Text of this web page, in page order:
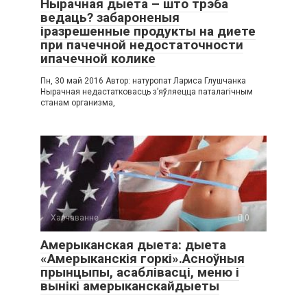
Нырачная дыета – што трэба
ведаць? забароненыя
іразрешенные продукты на диете
при пачечной недостаточности
ипачечной колике
Пн, 30 май 2016 Автор: натуропат Лариса Глушчанка
Нырачная недастатковасць з’яўляецца паталагічным
станам организма,
Харчаванне 0
Амерыканская дыета: дыета
«Амерыканскія горкі».Асноўныя
прынцыпы, асаблівасці, меню і
вынікі амерыканскайдыеты